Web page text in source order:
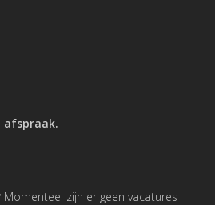
afspraak.
Momenteel zijn er geen vacatures